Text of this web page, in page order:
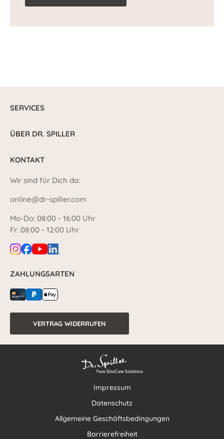
SERVICES
ÜBER DR. SPILLER
KONTAKT
Wir sind für Dich da:
online@dr-spiller.com
Mo-Do: 08:00 - 16:00 Uhr
Fr: 08:00 - 12:00 Uhr
ZAHLUNGSARTEN
VERTRAG WIDERRUFEN
Impressum
Datenschutz
Allgemeine Geschäftsbedingungen
Barrierefreiheit